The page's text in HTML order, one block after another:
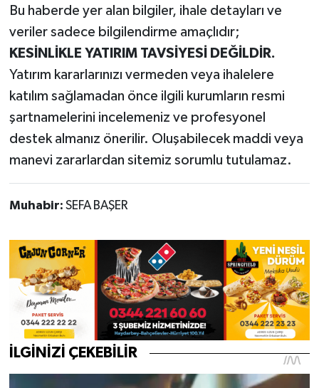
Bu haberde yer alan bilgiler, ihale detayları ve
veriler sadece bilgilendirme amaçlıdır;
KESİNLİKLE YATIRIM TAVSİYESİ DEĞİLDİR.
Yatırım kararlarınızı vermeden veya ihalelere
katılım sağlamadan önce ilgili kurumların resmi
şartnamelerini incelemeniz ve profesyonel
destek almanız önerilir. Oluşabilecek maddi veya
manevi zararlardan sitemiz sorumlu tutulamaz.
Muhabir: SEFA BAŞER